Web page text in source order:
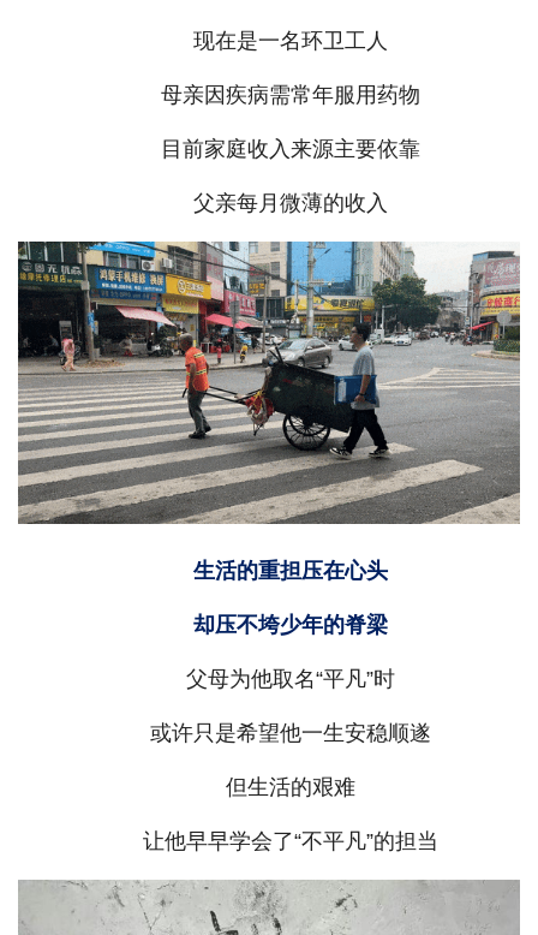
现在是一名环卫工人
母亲因疾病需常年服用药物
目前家庭收入来源主要依靠
父亲每月微薄的收入
生活的重担压在心头
却压不垮少年的脊梁
父母为他取名“平凡”时
或许只是希望他一生安稳顺遂
但生活的艰难
让他早早学会了“不平凡”的担当